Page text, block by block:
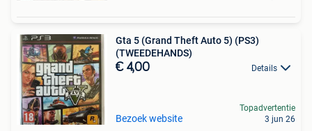
Gta 5 (Grand Theft Auto 5) (PS3)
(TWEEDEHANDS)
€ 4,00 Details
Bezoek website
Topadvertentie
3 jun 26